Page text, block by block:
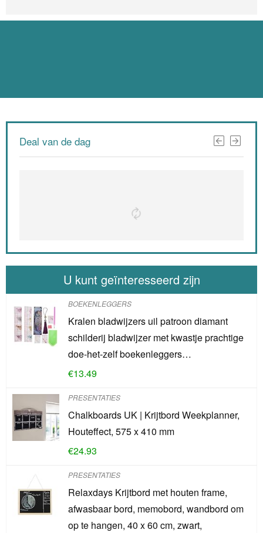
Deal van de dag
U kunt geïnteresseerd zijn
BOEKENLEGGERS
Kralen bladwijzers uil patroon diamant
schilderij bladwijzer met kwastje prachtige
doe-het-zelf boekenleggers…
€13.49
PRESENTATIES
Chalkboards UK | Krijtbord Weekplanner,
Houteffect, 575 x 410 mm
€24.93
PRESENTATIES
Relaxdays Krijtbord met houten frame,
afwasbaar bord, memobord, wandbord om
op te hangen, 40 x 60 cm, zwart,